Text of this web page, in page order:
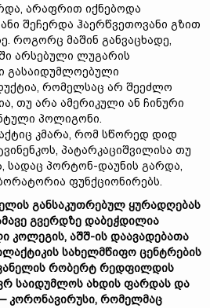
არაფრით იქნებოდა
შეჩერდა ჰაერწვეთოვანი გზით
როგორც მაშინ განვაცხადე,
არსებული ლუგარის
გასაიდუმლოებული
რომელსაც არ შეეძლო
თუ არა ამერიკული ან ჩინური
პოლიგონი.
კმარა, რომ სწორედ დიდ
პატარკაციშვილისა თუ
სადაც პორტონ-დაუნის გარდა,
ფუნქციონირებს.
განსაკუთრებულ ყურადღებას
გვერდზე დაბეჭდილია
კოლეგის, აშშ-ის დაავადებათა
სახელმწიფო ცენტრების
რობერტ რედფილდის
საიდუმლოს ახდის ფარდას და
კორონავირუსი, რომელმაც